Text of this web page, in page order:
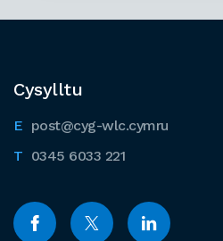
Cysylltu
post@cyg-wlc.cymru
0345 6033 221